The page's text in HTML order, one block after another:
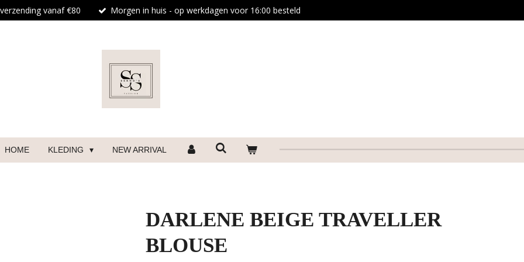
vanaf €80 Morgen in huis - op werkdagen voor 16:00 besteld
HOME KLEDING NEW ARRIVAL
DARLENE BEIGE TRAVELLER
BLOUSE